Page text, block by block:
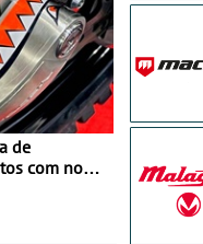
de
com nova